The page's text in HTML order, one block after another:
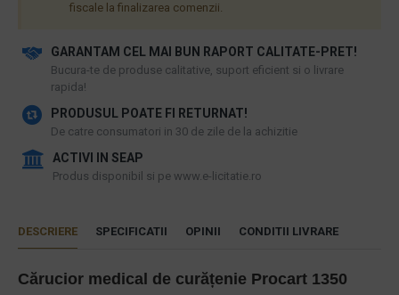
GARANTAM CEL MAI BUN RAPORT CALITATE-PRET!
​Bucura-te de produse calitative, suport eficient si o livrare
rapida!
PRODUSUL POATE FI RETURNAT!
De catre consumatori in 30 de zile de la achizitie
ACTIVI IN SEAP
Produs disponibil si pe www.e-licitatie.ro
fiscale la finalizarea comenzii.
DESCRIERE SPECIFICATII OPINII CONDITII LIVRARE
Cărucior medical de curățenie Procart 1350